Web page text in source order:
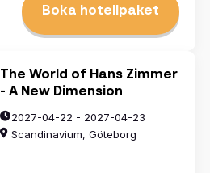
Boka hotellpaket
The World of Hans Zimmer
- A New Dimension
2027-04-22 - 2027-04-23
Scandinavium, Göteborg